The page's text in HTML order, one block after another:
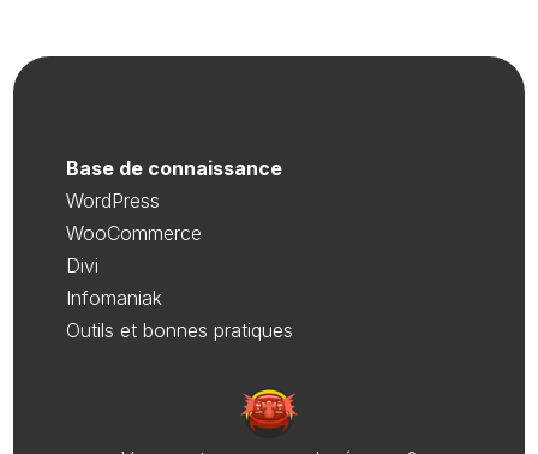
Base de connaissance
WordPress
WooCommerce
Divi
Infomaniak
Outils et bonnes pratiques